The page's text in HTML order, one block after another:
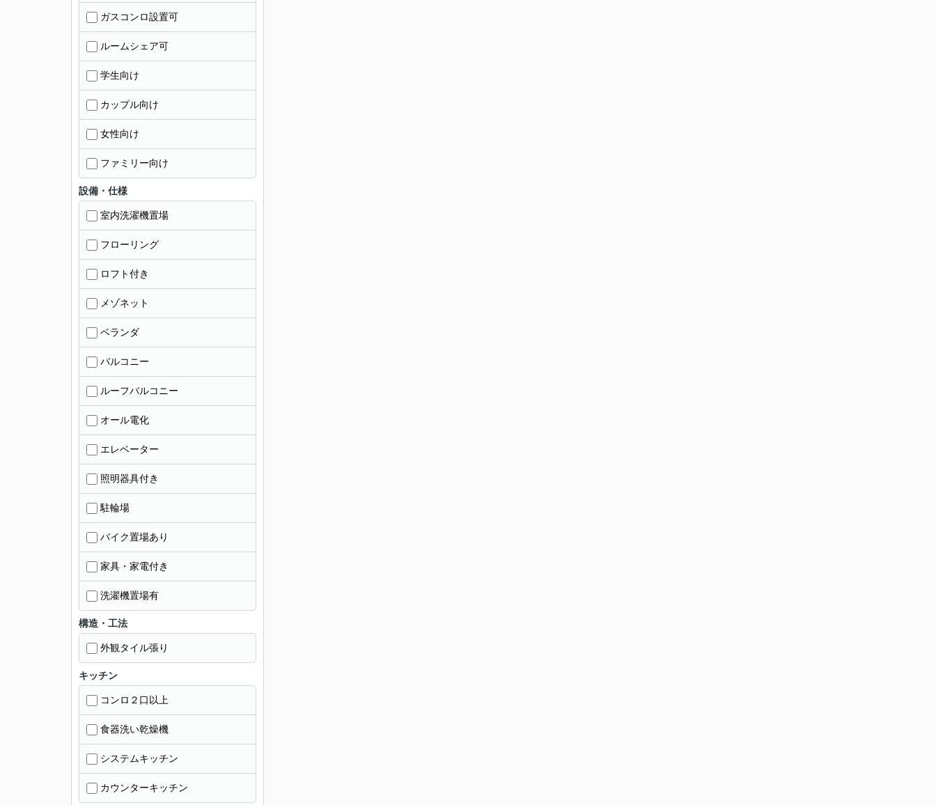
ガスコンロ設置可
ルームシェア可
学生向け
カップル向け
女性向け
ファミリー向け
設備・仕様
室内洗濯機置場
フローリング
ロフト付き
メゾネット
ベランダ
バルコニー
ルーフバルコニー
オール電化
エレベーター
照明器具付き
駐輪場
バイク置場あり
家具・家電付き
洗濯機置場有
構造・工法
外観タイル張り
キッチン
コンロ２口以上
食器洗い乾燥機
システムキッチン
カウンターキッチン